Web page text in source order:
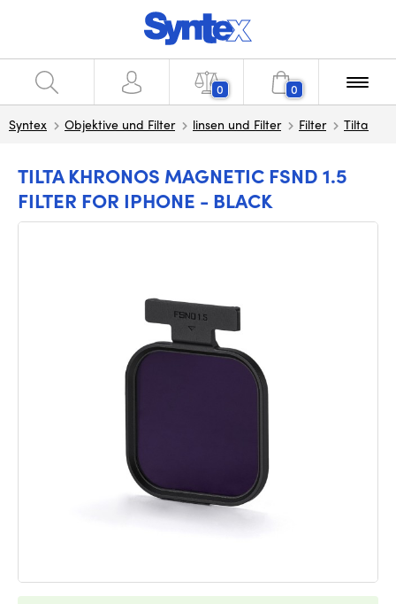
0 0
Syntex Objektive und Filter linsen und Filter Filter Tilta
TILTA KHRONOS MAGNETIC FSND 1.5
FILTER FOR IPHONE - BLACK